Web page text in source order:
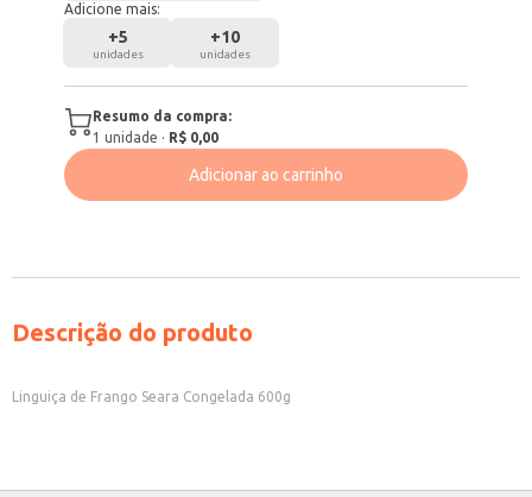
Adicione mais:
+5
unidades
+10
unidades
Resumo da compra:
1 unidade · R$ 0,00
Adicionar ao carrinho
Descrição do produto
Linguiça de Frango Seara Congelada 600g